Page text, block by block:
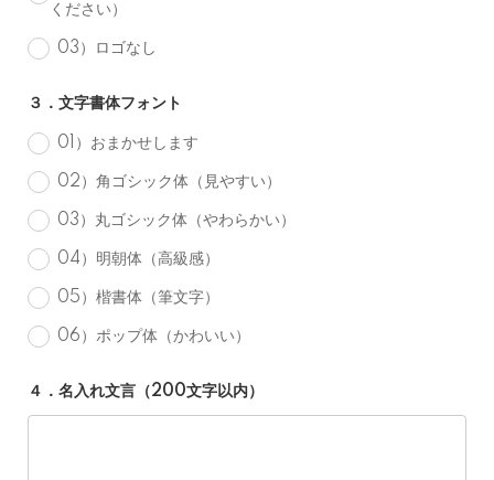
ください）
03）ロゴなし
３．文字書体フォント
01）おまかせします
02）角ゴシック体（見やすい）
03）丸ゴシック体（やわらかい）
04）明朝体（高級感）
05）楷書体（筆文字）
06）ポップ体（かわいい）
４．名入れ文言（200文字以内）